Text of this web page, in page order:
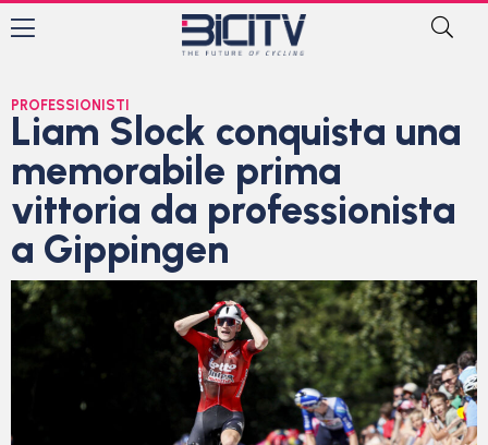
PROFESSIONISTI
Liam Slock conquista una
memorabile prima
vittoria da professionista
a Gippingen